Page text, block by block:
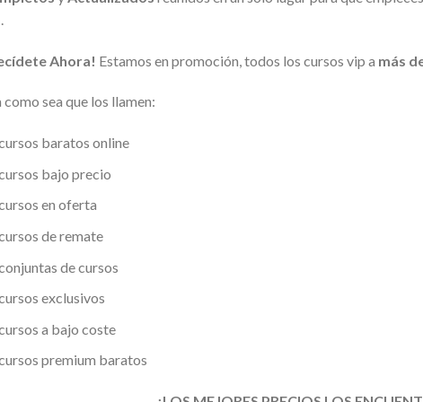
Ahora! Estamos en promoción, todos los cursos vip a más
como sea que los llamen:
baratos online
bajo precio
en oferta
de remate
de cursos
exclusivos
a bajo coste
premium baratos